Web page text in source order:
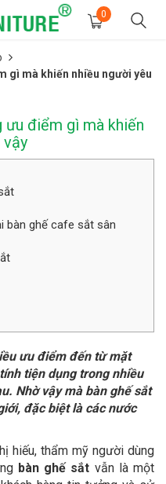
0
gì mà khiến nhiều người yêu
ưu điểm gì mà khiến
vậy
bàn ghế cafe sắt sân
ưu điểm đến từ mặt
tiện dụng trong nhiều
Nhờ vậy mà bàn ghế sắt
đặc biệt là các nước
hiếu, thẩm mỹ người dùng
bàn ghế sắt vẫn là một